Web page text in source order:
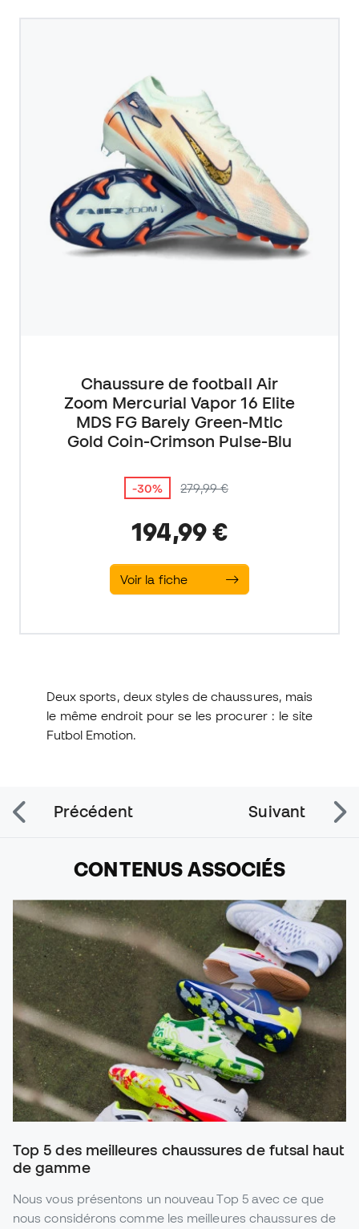
Chaussure de football Air
Zoom Mercurial Vapor 16 Elite
MDS FG Barely Green-Mtlc
Gold Coin-Crimson Pulse-Blu
-30% 279,99 €
194,99 €
Voir la fiche
Deux sports, deux styles de chaussures, mais
le même endroit pour se les procurer : le site
Futbol Emotion.
Précédent Suivant
CONTENUS ASSOCIÉS
Top 5 des meilleures chaussures de futsal haut
de gamme
Nous vous présentons un nouveau Top 5 avec ce que
nous considérons comme les meilleures chaussures de